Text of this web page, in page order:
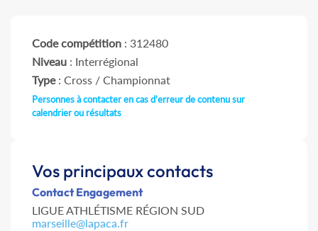
Code compétition : 312480
Niveau : Interrégional
Type: Cross / Championnat
Personnes à contacter en cas d'erreur de contenu sur
calendrier ou résultats
Vos principaux contacts
Contact Engagement
LIGUE ATHLÉTISME RÉGION SUD
marseille@lapaca.fr